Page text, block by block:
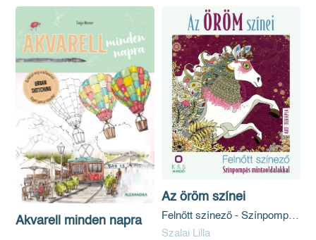
Akvarell minden napra
Az öröm színei
Felnőtt színező - Színpompás
mintaoldalakkal
Szalai Lilla